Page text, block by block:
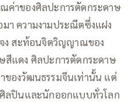
ค่าของศิลปะการตัดกระดาษ
า ความงามประณีตซึ่งแฝง
ง สะท้อนจิตวิญญาณของ
แดง ศิลปะการตัดกระดาษ
ของวัฒนธรรมจีนเท่านั้น แต่
ลปินและนักออกแบบทั่วโลก